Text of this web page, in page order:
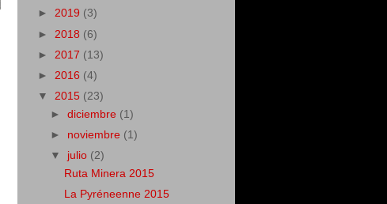
► 2019 (3)
► 2018 (6)
► 2017 (13)
► 2016 (4)
▼ 2015 (23)
►diciembre (1)
► noviembre (1)
▼ julio (2)
Ruta Minera 2015
La Pyréneenne 2015